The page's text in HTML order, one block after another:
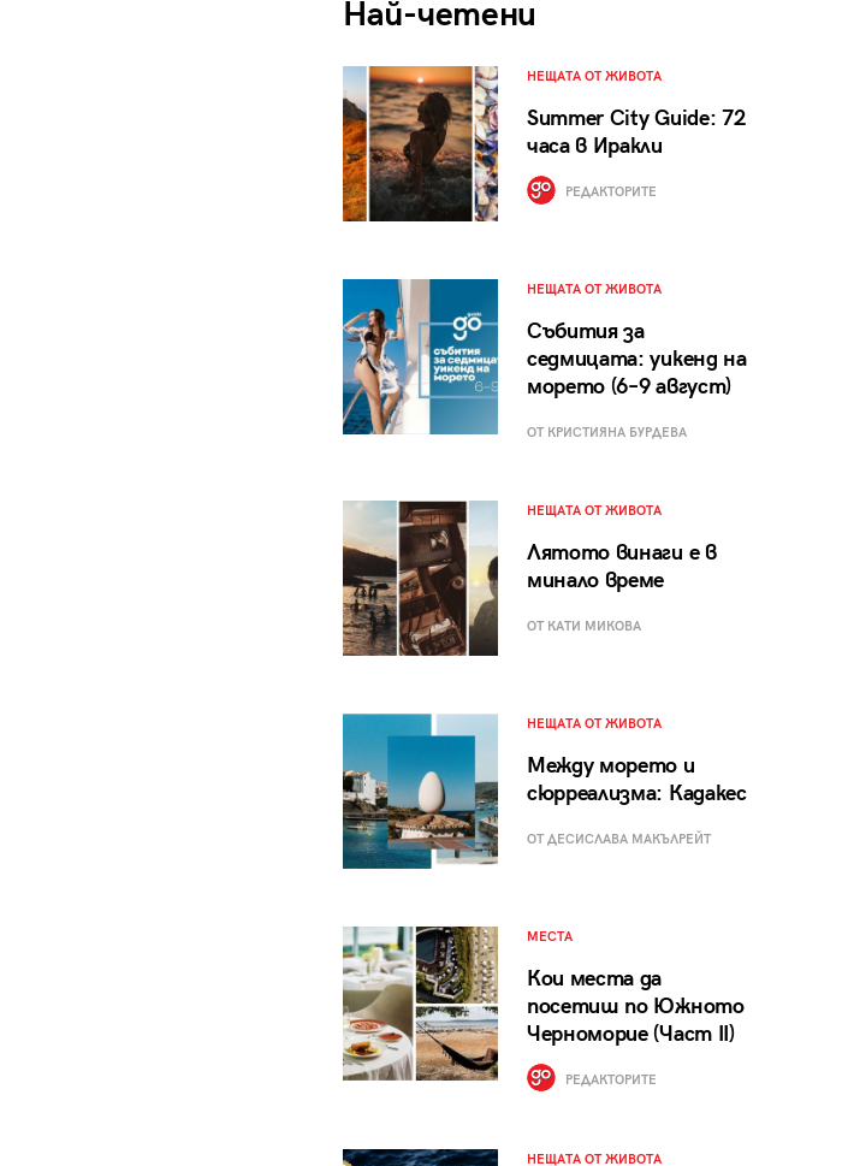
Най-четени
НЕЩАТА ОТ ЖИВОТА
Summer City Guide: 72
часа в Иракли
РЕДАКТОРИТЕ
НЕЩАТА ОТ ЖИВОТА
Събития за
седмицата: уикенд на
морето (6–9 август)
ОТ КРИСТИЯНА БУРДЕВА
НЕЩАТА ОТ ЖИВОТА
Лятото винаги е в
минало време
ОТ КАТИ МИКОВА
НЕЩАТА ОТ ЖИВОТА
Между морето и
сюрреализма: Кадакес
ОТ ДЕСИСЛАВА МАКЪЛРЕЙТ
МЕСТА
Кои места да
посетиш по Южното
Черноморие (Част II)
РЕДАКТОРИТЕ
НЕЩАТА ОТ ЖИВОТА